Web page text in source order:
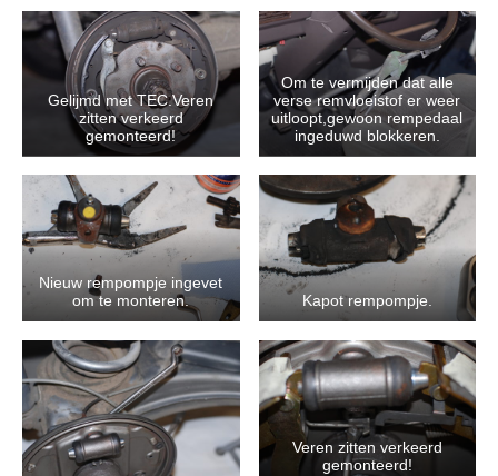
Gelijmd met TEC.Veren
zitten verkeerd
gemonteerd!
Om te vermijden dat alle
verse remvloeistof er weer
uitloopt,gewoon rempedaal
ingeduwd blokkeren.
Nieuw rempompje ingevet
om te monteren.
Kapot rempompje.
Veren zitten verkeerd
gemonteerd!